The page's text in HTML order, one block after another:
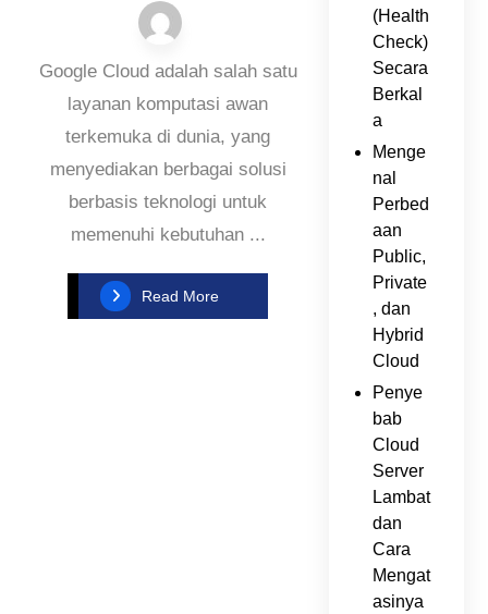
Google Cloud adalah salah satu
layanan komputasi awan
terkemuka di dunia, yang
menyediakan berbagai solusi
berbasis teknologi untuk
memenuhi kebutuhan ...
Read More
(Health
Check)
Secara
Berkal
a
Menge
nal
Perbed
aan
Public,
Private
, dan
Hybrid
Cloud
Penye
bab
Cloud
Server
Lambat
dan
Cara
Mengat
asinya